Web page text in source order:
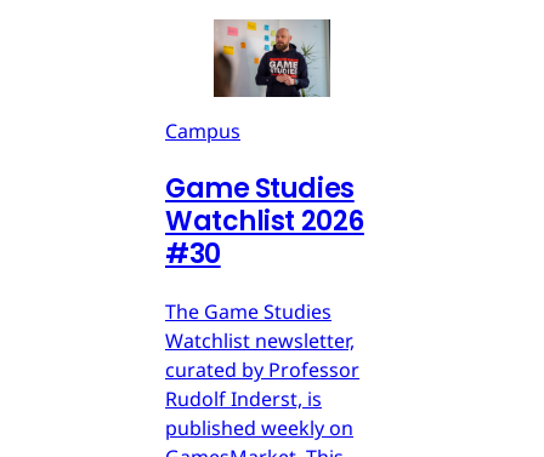
Campus
Game Studies
Watchlist 2026
#30
The Game Studies
Watchlist newsletter,
curated by Professor
Rudolf Inderst, is
published weekly on